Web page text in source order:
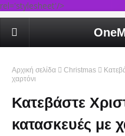
rel='stylesheet'/>
Αρχική σελίδα Christmas
χαρτόνι
Κατεβάστε
κατασκευές με